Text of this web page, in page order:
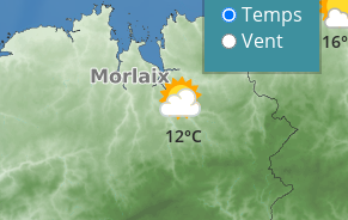
12°C
Temps
Vent